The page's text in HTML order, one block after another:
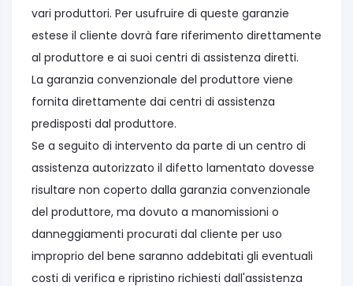
vari produttori. Per usufruire di queste garanzie
estese il cliente dovrà fare riferimento direttamente
al produttore e ai suoi centri di assistenza diretti.
La garanzia convenzionale del produttore viene
fornita direttamente dai centri di assistenza
predisposti dal produttore.
Se a seguito di intervento da parte di un centro di
assistenza autorizzato il difetto lamentato dovesse
risultare non coperto dalla garanzia convenzionale
del produttore, ma dovuto a manomissioni o
danneggiamenti procurati dal cliente per uso
improprio del bene saranno addebitati gli eventuali
costi di verifica e ripristino richiesti dall'assistenza